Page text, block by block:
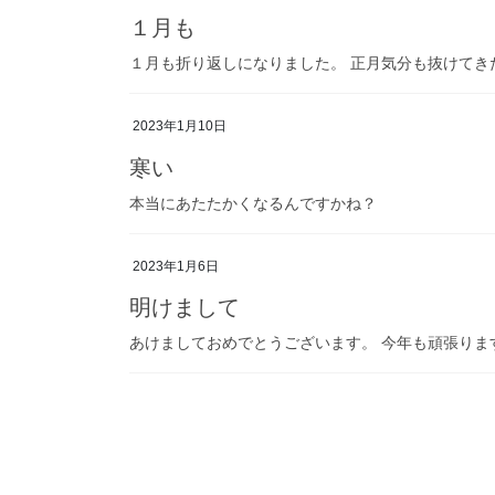
１月も
１月も折り返しになりました。 正月気分も抜けてき
2023年1月10日
寒い
本当にあたたかくなるんですかね？
2023年1月6日
明けまして
あけましておめでとうございます。 今年も頑張りま